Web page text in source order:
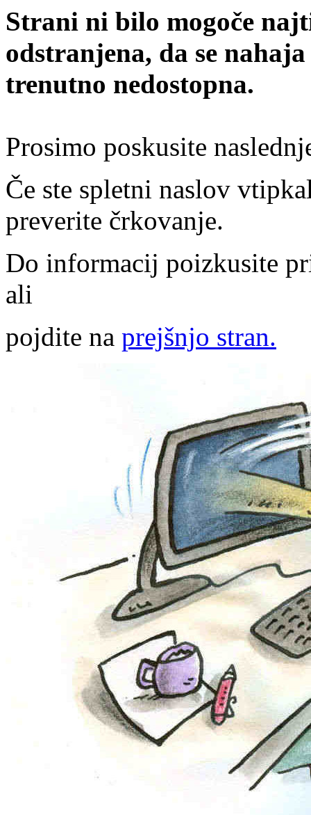
Strani ni bilo mogoče
odstranjena, da se
trenutno nedostopna.
Prosimo poskusite
Če ste spletni naslov
preverite črkovanje.
Do informacij poizkusite
ali
pojdite na prejšnjo stran.